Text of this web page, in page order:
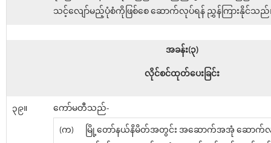
သင့်လျော်မည့်ပုံစံကိုဖြစ်စေ ဆောက်လုပ်ရန် ညွှန်ကြားနိုင်သည်
အခန်း(၃)
လိုင်စင်ထုတ်ပေးခြင်း
၃၉။ ကော်မတီသည်-
(က)
မြို့တော်နယ်နိမိတ်အတွင်း အဆောက်အအုံ ဆောက်လု